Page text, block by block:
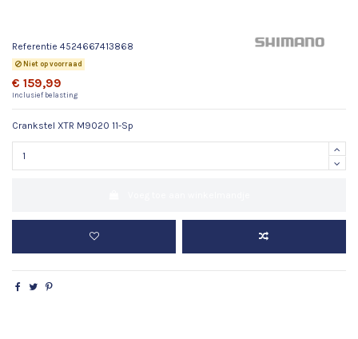
Referentie 4524667413868
Niet op voorraad
€ 159,99
Inclusief belasting
Crankstel XTR M9020 11-Sp